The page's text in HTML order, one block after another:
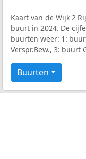
Kaart van de Wijk 2
buurt in 2024. De
buurten weer: 1:
Verspr.Bew., 3: buurt
Buurten